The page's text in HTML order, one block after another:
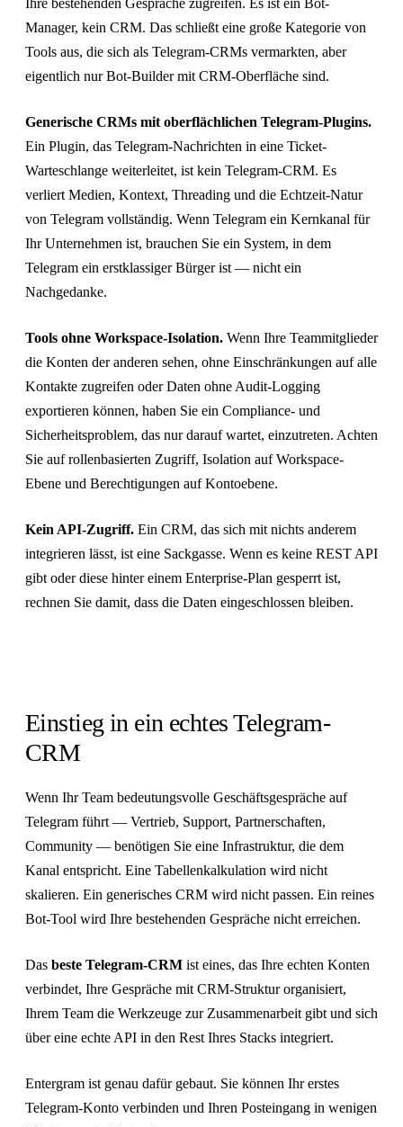
Manager, kein CRM. Das schließt eine große Kategorie von
Tools aus, die sich als Telegram-CRMs vermarkten, aber
eigentlich nur Bot-Builder mit CRM-Oberfläche sind.
Generische CRMs mit oberflächlichen Telegram-Plugins.
Ein Plugin, das Telegram-Nachrichten in eine Ticket-
Warteschlange weiterleitet, ist kein Telegram-CRM. Es
verliert Medien, Kontext, Threading und die Echtzeit-Natur
von Telegram vollständig. Wenn Telegram ein Kernkanal für
Ihr Unternehmen ist, brauchen Sie ein System, in dem
Telegram ein erstklassiger Bürger ist — nicht ein
Nachgedanke.
Tools ohne Workspace-Isolation. Wenn Ihre Teammitglieder
die Konten der anderen sehen, ohne Einschränkungen auf alle
Kontakte zugreifen oder Daten ohne Audit-Logging
exportieren können, haben Sie ein Compliance- und
Sicherheitsproblem, das nur darauf wartet, einzutreten. Achten
Sie auf rollenbasierten Zugriff, Isolation auf Workspace-
Ebene und Berechtigungen auf Kontoebene.
Kein API-Zugriff. Ein CRM, das sich mit nichts anderem
integrieren lässt, ist eine Sackgasse. Wenn es keine REST API
gibt oder diese hinter einem Enterprise-Plan gesperrt ist,
rechnen Sie damit, dass die Daten eingeschlossen bleiben.
Einstieg in ein echtes Telegram-
CRM
Wenn Ihr Team bedeutungsvolle Geschäftsgespräche auf
Telegram führt — Vertrieb, Support, Partnerschaften,
Community — benötigen Sie eine Infrastruktur, die dem
Kanal entspricht. Eine Tabellenkalkulation wird nicht
skalieren. Ein generisches CRM wird nicht passen. Ein reines
Bot-Tool wird Ihre bestehenden Gespräche nicht erreichen.
Das beste Telegram-CRM ist eines, das Ihre echten Konten
verbindet, Ihre Gespräche mit CRM-Struktur organisiert,
Ihrem Team die Werkzeuge zur Zusammenarbeit gibt und sich
über eine echte API in den Rest Ihres Stacks integriert.
Entergram ist genau dafür gebaut. Sie können Ihr erstes
Telegram-Konto verbinden und Ihren Posteingang in wenigen